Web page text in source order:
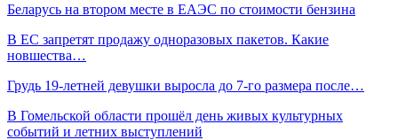
Беларусь на втором месте в ЕАЭС по стоимости бензина
В ЕС запретят продажу одноразовых пакетов. Какие
новшества…
Грудь 19-летней девушки выросла до 7-го размера после…
В Гомельской области прошёл день живых культурных
событий и летних выступлений